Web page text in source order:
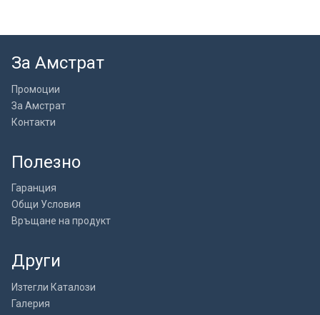
За Амстрат
Промоции
За Амстрат
Контакти
Полезно
Гаранция
Общи Условия
Връщане на продукт
Други
Изтегли Каталози
Галерия